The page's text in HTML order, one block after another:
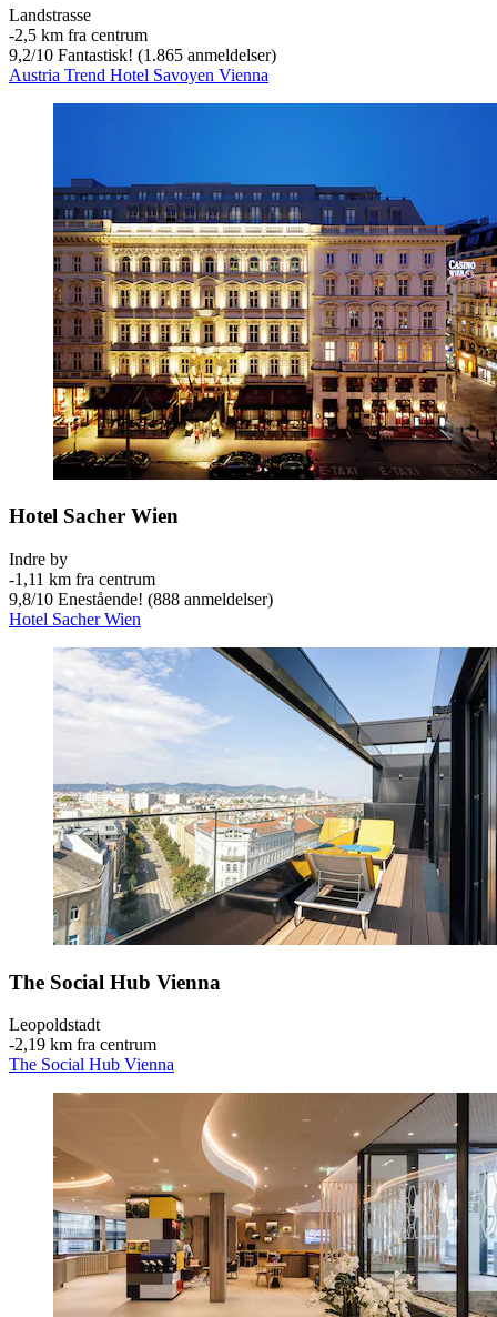
Landstrasse
‐2,5 km fra centrum
9,2/10 Fantastisk! (1.865 anmeldelser)
Austria Trend Hotel Savoyen Vienna
Hotel Sacher Wien
Indre by
‐1,11 km fra centrum
9,8/10 Enestående! (888 anmeldelser)
Hotel Sacher Wien
The Social Hub Vienna
Leopoldstadt
‐2,19 km fra centrum
The Social Hub Vienna